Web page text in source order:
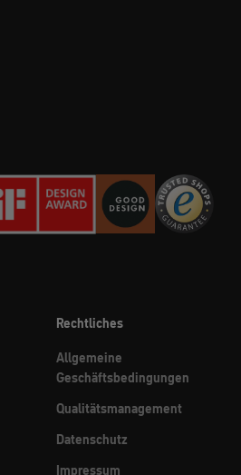
Rechtliches
Allgemeine
Geschäftsbedingungen
Qualitätsmanagement
Datenschutz
Impressum